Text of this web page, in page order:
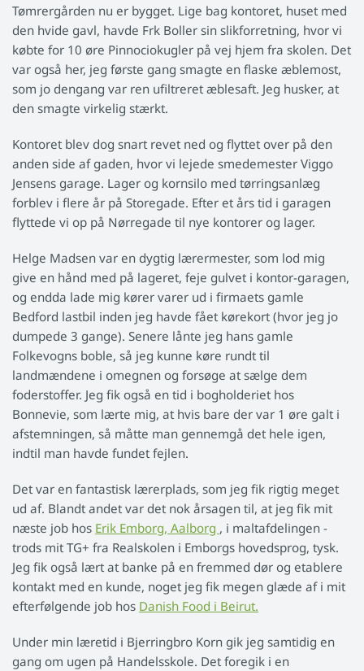
Tømrergården nu er bygget. Lige bag kontoret, huset med
den hvide gavl, havde Frk Boller sin slikforretning, hvor vi
købte for 10 øre Pinnociokugler på vej hjem fra skolen. Det
var også her, jeg første gang smagte en flaske æblemost,
som jo dengang var ren ufiltreret æblesaft. Jeg husker, at
den smagte virkelig stærkt.
Kontoret blev dog snart revet ned og flyttet over på den
anden side af gaden, hvor vi lejede smedemester Viggo
Jensens garage. Lager og kornsilo med tørringsanlæg
forblev i flere år på Storegade. Efter et års tid i garagen
flyttede vi op på Nørregade til nye kontorer og lager.
Helge Madsen var en dygtig lærermester, som lod mig
give en hånd med på lageret, feje gulvet i kontor-garagen,
og endda lade mig kører varer ud i firmaets gamle
Bedford lastbil inden jeg havde fået kørekort (hvor jeg jo
dumpede 3 gange). Senere lånte jeg hans gamle
Folkevogns boble, så jeg kunne køre rundt til
landmændene i omegnen og forsøge at sælge dem
foderstoffer. Jeg fik også en tid i bogholderiet hos
Bonnevie, som lærte mig, at hvis bare der var 1 øre galt i
afstemningen, så måtte man gennemgå det hele igen,
indtil man havde fundet fejlen.
Det var en fantastisk lærerplads, som jeg fik rigtig meget
ud af. Blandt andet var det nok årsagen til, at jeg fik mit
næste job hos Erik Emborg, Aalborg , i maltafdelingen -
trods mit TG+ fra Realskolen i Emborgs hovedsprog, tysk.
Jeg fik også lært at banke på en fremmed dør og etablere
kontakt med en kunde, noget jeg fik megen glæde af i mit
efterfølgende job hos Danish Food i Beirut.
Under min læretid i Bjerringbro Korn gik jeg samtidig en
gang om ugen på Handelsskole. Det foregik i en